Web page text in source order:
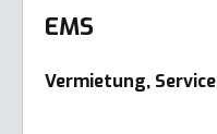
EMS
Vermietung, Service